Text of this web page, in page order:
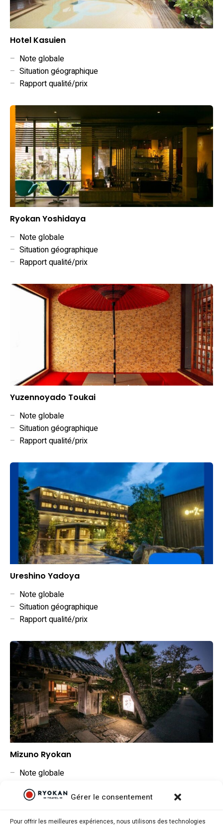
Gérer le consentement
Pour offrir les meilleures expériences, nous utilisons des technologies
Hotel Kasuien
– Note globale
– Situation géographique
– Rapport qualité/prix
Ryokan Yoshidaya
– Note globale
– Situation géographique
– Rapport qualité/prix
Yuzennoyado Toukai
– Note globale
– Situation géographique
– Rapport qualité/prix
Ureshino Yadoya
– Note globale
– Situation géographique
– Rapport qualité/prix
Mizuno Ryokan
– Note globale
Rapport qualité/prix